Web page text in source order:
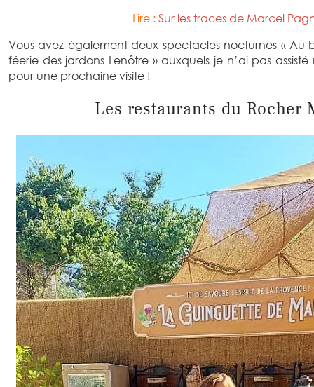
Lire :Sur les traces de Marcel
Vous avez également deux spectacles nocturnes « Au
féerie des jardons Lenôtre » auxquels je n’ai pas
pour une prochaine visite !
Les restaurants du Rocher